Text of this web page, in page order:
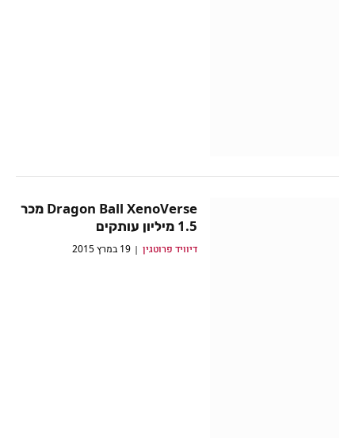
Dragon Ball XenoVerse מכר
1.5 מיליון עותקים
דיוויד פרוטגין 19 במרץ 2015